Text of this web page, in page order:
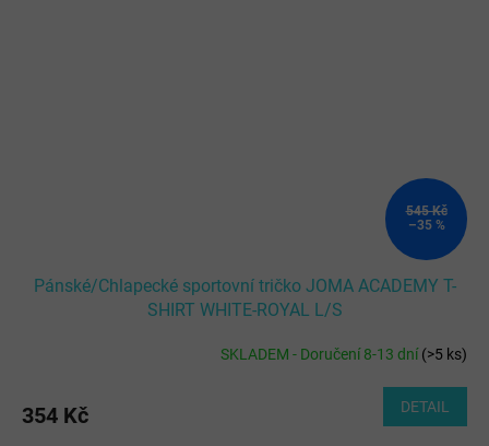
545 Kč
–35 %
Pánské/Chlapecké sportovní tričko JOMA ACADEMY T-
SHIRT WHITE-ROYAL L/S
SKLADEM - Doručení 8-13 dní(>5 ks)
354 Kč DETAIL